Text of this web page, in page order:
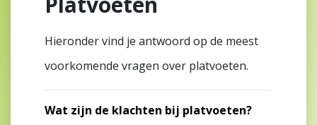
Hieronder vind je antwoord op de meest
voorkomende vragen over platvoeten.
Wat zijn de klachten bij platvoeten?